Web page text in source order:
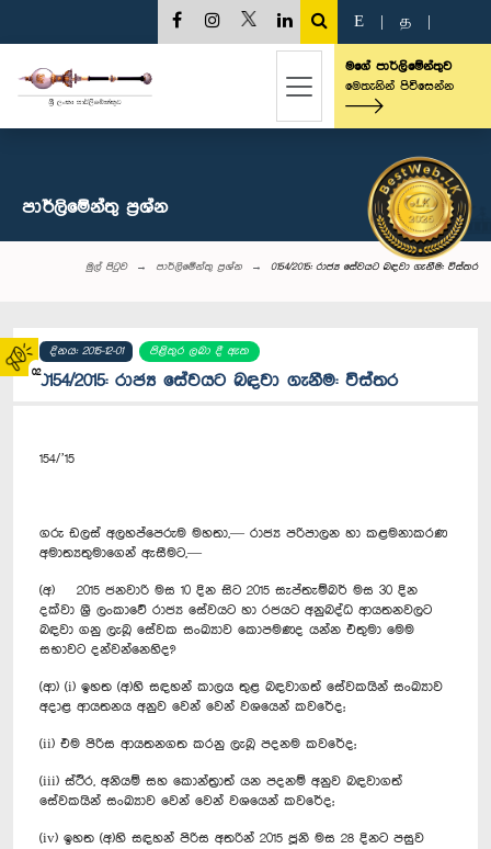
02
E த
මගේ පාර්ලිමේන්තුව
මෙතැනින් පිවිසෙන්න
පාර්ලි‌මේන්තු‌ ප්‍රශ්න
මුල් පිටුව පාර්ලි‌මේන්තු‌ ප්‍රශ්න 0154/2015: රාජ්‍ය සේවයට බඳවා ගැනීම: විස්තර
දිනය: 2015-12-01 පිළිතුර ලබා දී ඇත
0154/2015: රාජ්‍ය සේවයට බඳවා ගැනීම: විස්තර
154/’15
ගරු ඩලස් අලහප්පෙරුම මහතා,— රාජ්‍ය පරිපාලන හා කළමනාකරණ
අමාත්‍යතුමාගෙන් ඇසීමට,—
(අ) 2015 ජනවාරි මස 10 දින සිට 2015 සැප්තැම්බර් මස 30 දින
දක්වා ශ්‍රී ලංකාවේ රාජ්‍ය සේවයට හා රජයට අනුබද්ධ ආයතනවලට
බඳවා ගනු ලැබූ සේවක සංඛ්‍යාව කොපමණද යන්න එතුමා මෙම
සභාවට දන්වන්නෙහිද?
(ආ) (i) ඉහත (අ)හි සඳහන් කාලය තුළ බඳවාගත් සේවකයින් සංඛ්‍යාව
අදාළ ආයතනය අනුව වෙන් වෙන් වශයෙන් කවරේද;
(ii) එම පිරිස ආයතනගත කරනු ලැබූ පදනම කවරේද;
(iii) ස්ථිර, අනියම් සහ කොන්ත්‍රාත් යන පදනම් අනුව බඳවාගත්
සේවකයින් සංඛ්‍යාව වෙන් වෙන් වශයෙන් කවරේද;
(iv) ඉහත (අ)හි සඳහන් පිරිස අතරින් 2015 ජූනි මස 28 දිනට පසුව